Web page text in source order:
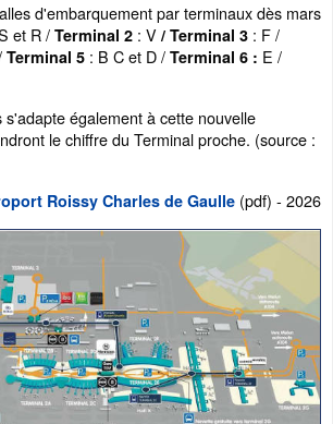
d'embarquement par terminaux dès mars
et R /Terminal 2 : V / Terminal 3 : F /
Terminal 5 : B C et D / Terminal 6 : E /
s'adapte également à cette nouvelle
le chiffre du Terminal proche. (source :
Roissy Charles de Gaulle (pdf) - 2026